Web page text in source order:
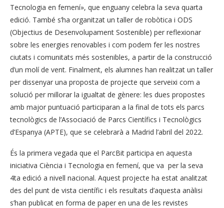
Tecnologia en femení», que enguany celebra la seva quarta
edició. També s’ha organitzat un taller de robòtica i ODS
(Objectius de Desenvolupament Sostenible) per reflexionar
sobre les energies renovables i com podem fer les nostres
ciutats i comunitats més sostenibles, a partir de la construcció
d’un molí de vent. Finalment, els alumnes han realitzat un taller
per dissenyar una proposta de projecte que serveixi com a
solució per millorar la igualtat de gènere: les dues propostes
amb major puntuació participaran a la final de tots els parcs
tecnològics de l’Associació de Parcs Científics i Tecnològics
d’Espanya (APTE), que se celebrarà a Madrid l’abril del 2022.
És la primera vegada que el ParcBit participa en aquesta
iniciativa Ciència i Tecnologia en femení, que va per la seva
4ta edició a nivell nacional. Aquest projecte ha estat analitzat
des del punt de vista científic i els resultats d’aquesta anàlisi
s’han publicat en forma de paper en una de les revistes